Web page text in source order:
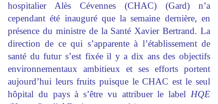
hospitalier Alès Cévennes (CHAC) (Gard) n’a
cependant été inauguré que la semaine dernière, en
présence du ministre de la Santé Xavier Bertrand. La
direction de ce qui s’apparente à l’établissement de
santé du futur s’est fixée il y a dix ans des objectifs
environnementaux ambitieux et ses efforts portent
aujourd’hui leurs fruits puisque le CHAC est le seul
hôpital du pays à s’être vu attribuer le label HQE